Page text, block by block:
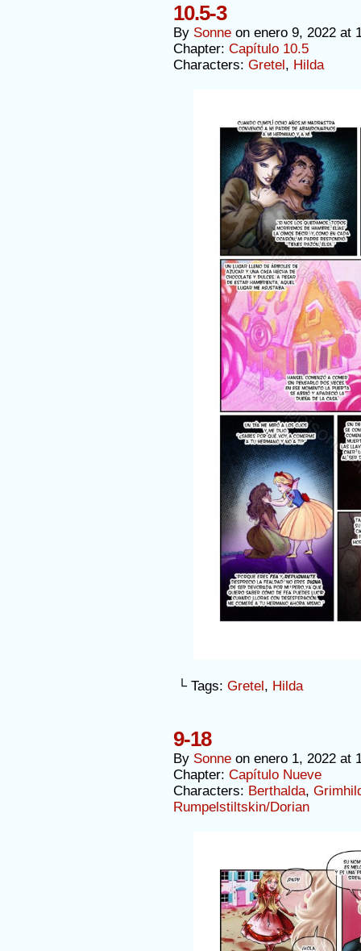
10.5-3
By Sonne on enero 9, 2022 at
Chapter: Capítulo 10.5
Characters: Gretel, Hilda
└ Tags: Gretel , Hilda
9-18
By Sonne on enero 1, 2022 at
Chapter: Capítulo Nueve
Characters: Berthalda,
Rumpelstiltskin/Dorian